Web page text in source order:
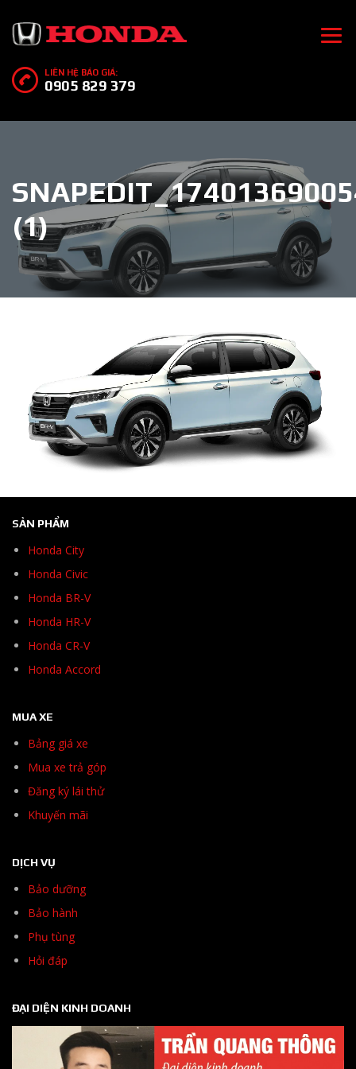
LIÊN HỆ BÁO GIÁ:
0905 829 379
(1)
SẢN PHẨM
Honda City
Honda Civic
Honda BR-V
Honda HR-V
Honda CR-V
Honda Accord
MUA XE
Bảng giá xe
Mua xe trả góp
Đăng ký lái thử
Khuyến mãi
DỊCH VỤ
Bảo dưỡng
Bảo hành
Phụ tùng
Hỏi đáp
ĐẠI DIỆN KINH DOANH